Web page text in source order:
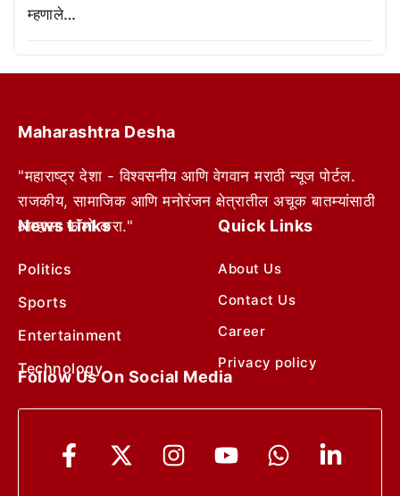
म्हणाले…
Maharashtra Desha
"महाराष्ट्र देशा - विश्वसनीय आणि वेगवान मराठी न्यूज पोर्टल.
राजकीय, सामाजिक आणि मनोरंजन क्षेत्रातील अचूक बातम्यांसाठी
आम्हाला फॉलो करा."
News Links
Politics
Sports
Entertainment
Technology
Quick Links
About Us
Contact Us
Career
Privacy policy
Follow Us On Social Media